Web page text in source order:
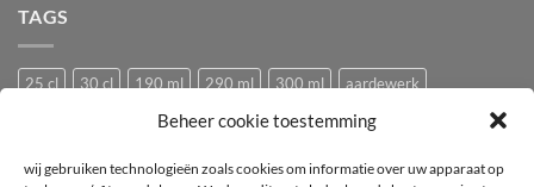
Beheer cookie toestemming
wij gebruiken technologieën zoals cookies om informatie over uw apparaat op
TAGS
25 cl 30 cl 190 ml 290 ml 300 ml
aardewerk
Bedrukking bedrukt Bedrukt wijnglas
bier
bierglas Camping glazen Caravan glazen